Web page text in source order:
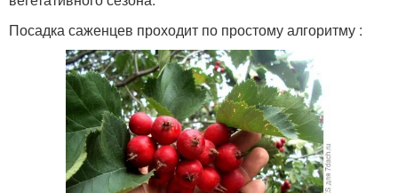
Посадка саженцев проходит по простому алгоритму :